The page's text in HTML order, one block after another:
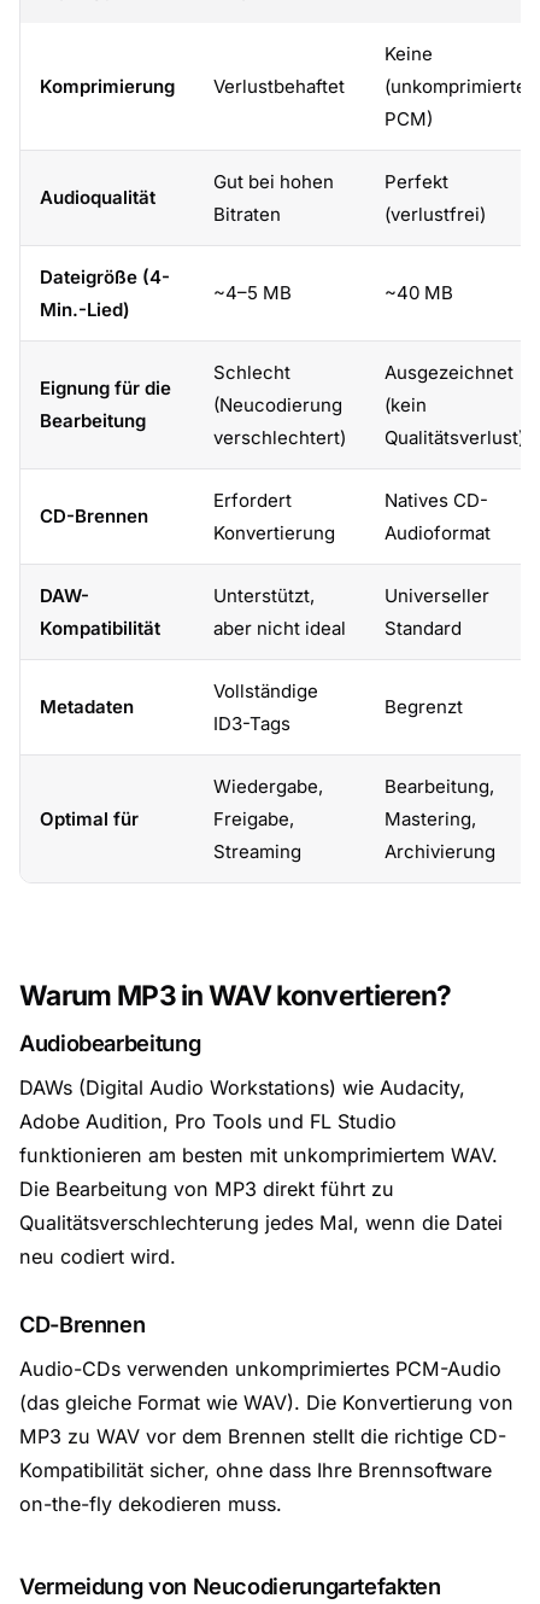
Komprimierung Verlustbehaftet
Keine
(unkomprimiertes
PCM)
Audioqualität
Gut bei hohen
Bitraten
Perfekt
(verlustfrei)
Dateigröße (4-
Min.-Lied)
~4–5 MB ~40 MB
Eignung für die
Bearbeitung
Schlecht
(Neucodierung
verschlechtert)
Ausgezeichnet
(kein
Qualitätsverlust)
CD-Brennen
Erfordert
Konvertierung
Natives CD-
Audioformat
DAW-
Kompatibilität
Unterstützt,
aber nicht ideal
Universeller
Standard
Metadaten
Vollständige
ID3-Tags
Begrenzt
Optimal für
Wiedergabe,
Freigabe,
Streaming
Bearbeitung,
Mastering,
Archivierung
Warum MP3 in WAV konvertieren?
Audiobearbeitung
DAWs (Digital Audio Workstations) wie Audacity,
Adobe Audition, Pro Tools und FL Studio
funktionieren am besten mit unkomprimiertem WAV.
Die Bearbeitung von MP3 direkt führt zu
Qualitätsverschlechterung jedes Mal, wenn die Datei
neu codiert wird.
CD-Brennen
Audio-CDs verwenden unkomprimiertes PCM-Audio
(das gleiche Format wie WAV). Die Konvertierung von
MP3 zu WAV vor dem Brennen stellt die richtige CD-
Kompatibilität sicher, ohne dass Ihre Brennsoftware
on-the-fly dekodieren muss.
Vermeidung von Neucodierungartefakten